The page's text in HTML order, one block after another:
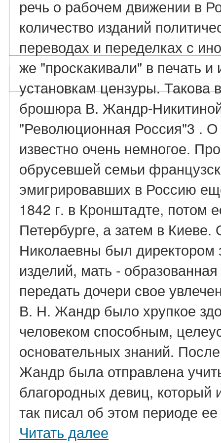
речь о рабочем движении в
количество изданий
переводах и переделках с
же "проскакивали" в печать
установкам цензуры.
брошюра В. Жандр-
"Революционная Россия"3 .
известно очень немногое.
обрусевшей семьи
эмигрировавших в Россию
1842 г. в Кронштадте, потом
Петербурге, а затем в
Николаевны был
изделий, мать -
передать дочери свое
В. Н. Жандр было хрупкое
человеком способным,
основательных знаний.
Жандр была отправлена
благородных девиц, который
так писал об этом периоде
Читать далее